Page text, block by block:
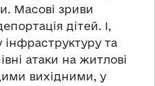
Масові зриви
дітей. І,
інфраструктуру та
атаки на житлові
вихідними, у